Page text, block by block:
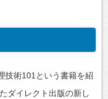
技術101という書籍を紹
ダイレクト出版の新し